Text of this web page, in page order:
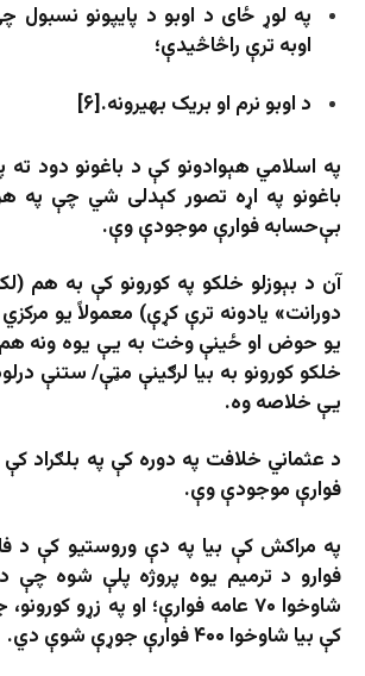
په لوړ ځای د اوبو د پایپونو نسبول
اوبه ترې راڅاڅیدې؛
د اوبو نرم او بریک بهیرونه.[۶]
په اسلامي هېوادونو کې د باغونو دود ته
باغونو په اړه تصور کېدلی شي چې په
بې‌حسابه فوارې موجودې وې.
آن د بېوزلو خلکو په کورونو کې به هم
دورانت» یادونه ترې کړې) معمولاً یو
یو حوض او ځینې وخت به یې یوه ونه هم
خلکو کورونو به بیا لرګینې مټې/ ستنې
یې خلاصه وه.
فوارې موجودې وې.
په مراکش کې بیا په دې وروستیو کې د
فوارو د ترمیم یوه پروژه پلې شوه چې
شاوخوا ۷۰ عامه فوارې؛ او په زړو
کې بیا شاوخوا ۴۰۰ فوارې جوړې شوې دي.